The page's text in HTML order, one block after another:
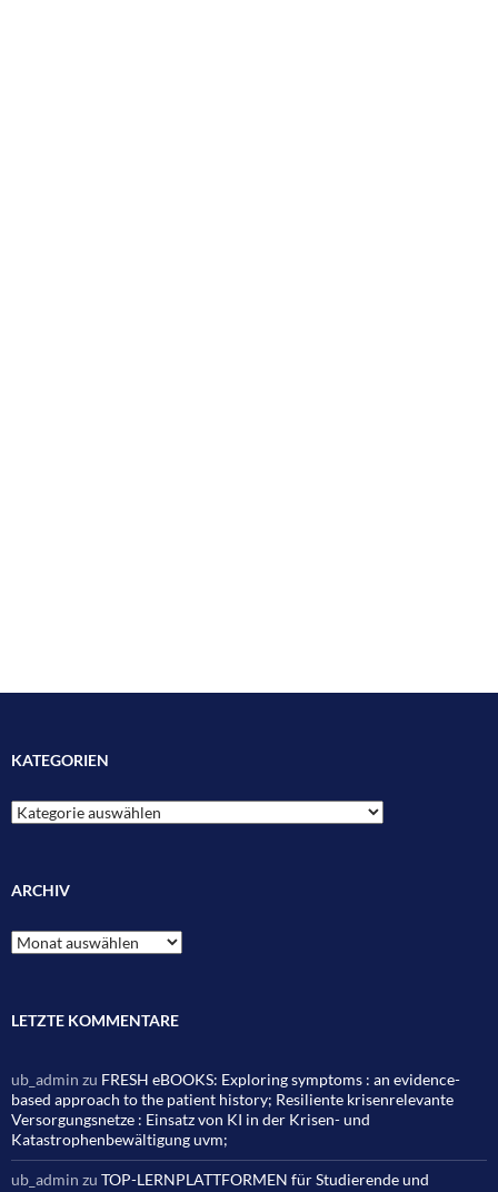
KATEGORIEN
Kategorien
ARCHIV
Archiv
LETZTE KOMMENTARE
ub_admin zu FRESH eBOOKS: Exploring symptoms : an evidence-
based approach to the patient history; Resiliente krisenrelevante
Versorgungsnetze : Einsatz von KI in der Krisen- und
Katastrophenbewältigung uvm;
ub_admin zu TOP-LERNPLATTFORMEN für Studierende und